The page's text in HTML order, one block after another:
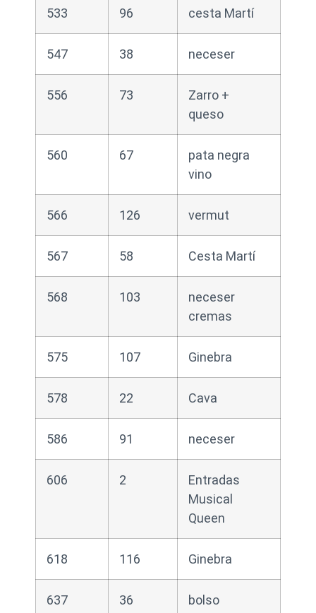
533 96 cesta Martí
547 38 neceser
556 73
Zarro +
queso
560 67
pata negra
vino
566 126 vermut
567 58 Cesta Martí
568 103
neceser
cremas
575 107 Ginebra
578 22 Cava
586 91 neceser
606 2
Entradas
Musical
Queen
618 116 Ginebra
637 36 bolso